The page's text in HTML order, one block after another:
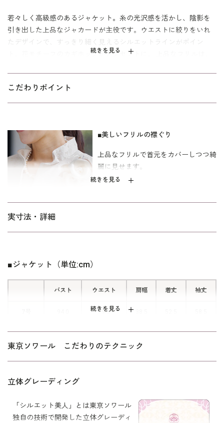
続きを見る
若々しく高級感のあるジャケット。糸の光沢感を活かし、陰影を
引き出した上品なジャカードが主役です。ウエストに絞りをいれ
たデザインで、すっきり細く見えるシルエットラインがポイン
ト。花モチーフのカギホックがアクセントに。 上品なフリルは、
事にオールシーズン着まわせます。新郎新婦のお母様やご親族の
正装には、ロング丈のボトムがお勧めです。取り外し可能な胸当
ミセス（40代～）向け、｢少しゆったり｣パターンを使用。 「標
準」に比べてウエストを中心にゆとりを持たせています。
こだわりポイント
続きを見る
■美しいフリルの襟ぐり
上品なフリルで首元をカバーしつつ綺
麗に見せます。
糸の光沢感を活かし、陰影を引き出し
実寸法・詳細
続きを見る
■ジャケット（単位:cm）
バスト ウエスト 肩幅 着丈 袖丈
79.5
9号 97.0 82.5 39.0 53.0 59.0
13号
41.0 54.5 60.0
東京ソワール こだわりのテクニック
立体グレーディング
「シルエット美人」とは東京ソワール
独自の技術で開発した立体グレーディ